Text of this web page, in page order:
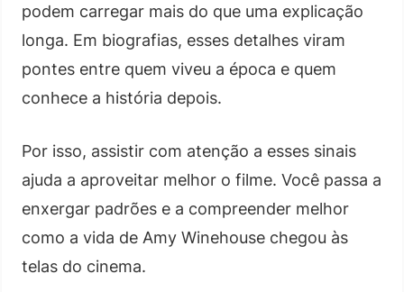
podem carregar mais do que uma explicação
longa. Em biografias, esses detalhes viram
pontes entre quem viveu a época e quem
conhece a história depois.
Por isso, assistir com atenção a esses sinais
ajuda a aproveitar melhor o filme. Você passa a
enxergar padrões e a compreender melhor
como a vida de Amy Winehouse chegou às
telas do cinema.